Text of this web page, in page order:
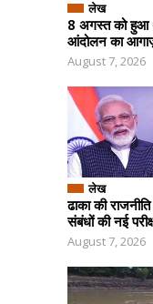
लेख
8 अगस्त को हुआ
आंदोलन का
August 7, 2026
लेख
ढाका की
संबंधों की नई
August 7, 2026